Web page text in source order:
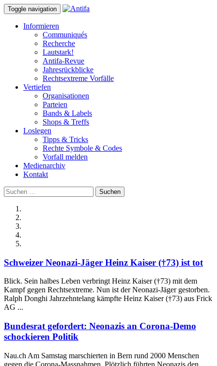
Toggle navigation
Informieren
Communiqués
Recherche
Lautstark!
Antifa-Revue
Jahresrückblicke
Rechtsextreme Vorfälle
Vertiefen
Organisationen
Parteien
Bands & Labels
Shops & Treffs
Loslegen
Tipps & Tricks
Rechte Symbole & Codes
Vorfall melden
Medienarchiv
Kontakt
Suchen
nach:
Schweizer Neonazi-Jäger Heinz Kaiser (†73) ist tot
Blick. Sein halbes Leben verbringt Heinz Kaiser (†73) mit dem
Kampf gegen Rechtsextreme. Nun ist der Neonazi-Jäger gestorben.
Ralph Donghi Jahrzehntelang kämpfte Heinz Kaiser (†73) aus Frick
AG ...
Bundesrat gefordert: Neonazis an Corona-Demo
schockieren Politik
Nau.ch Am Samstag marschierten in Bern rund 2000 Menschen
gegen die Corona-Massnahmen. Plötzlich führten Neonazis den